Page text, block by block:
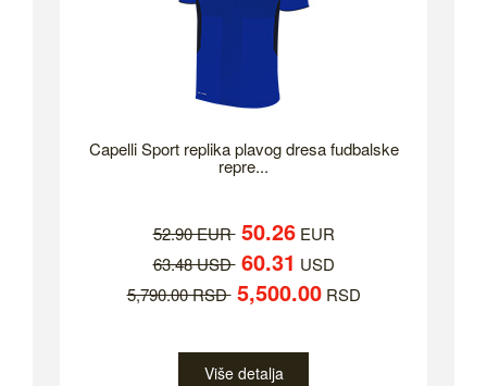
Capelli Sport replika plavog dresa fudbalske
repre...
52.90 EUR 50.26EUR
63.48 USD 60.31 USD
5,790.00 RSD 5,500.00RSD
Više detalja